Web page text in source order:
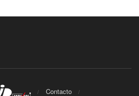
Contacto